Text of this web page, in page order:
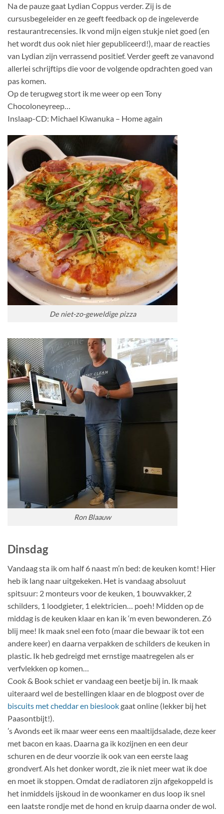
Na de pauze gaat Lydian Coppus verder. Zij is de
cursusbegeleider en ze geeft feedback op de ingeleverde
restaurantrecensies. Ik vond mijn eigen stukje niet goed (en
het wordt dus ook niet hier gepubliceerd!), maar de reacties
van Lydian zijn verrassend positief. Verder geeft ze vanavond
allerlei schrijftips die voor de volgende opdrachten goed van
pas komen.
Op de terugweg stort ik me weer op een Tony
Chocoloneyreep…
Inslaap-CD: Michael Kiwanuka – Home again
De niet-zo-geweldige pizza
Ron Blaauw
Dinsdag
Vandaag sta ik om half 6 naast m’n bed: de keuken komt! Hier
heb ik lang naar uitgekeken. Het is vandaag absoluut
spitsuur: 2 monteurs voor de keuken, 1 bouwvakker, 2
schilders, 1 loodgieter, 1 elektricien… poeh! Midden op de
middag is de keuken klaar en kan ik ‘m even bewonderen. Zó
blij mee! Ik maak snel een foto (maar die bewaar ik tot een
andere keer) en daarna verpakken de schilders de keuken in
plastic. Ik heb gedreigd met ernstige maatregelen als er
verfvlekken op komen…
Cook & Book schiet er vandaag een beetje bij in. Ik maak
uiteraard wel de bestellingen klaar en de blogpost over de
biscuits met cheddar en bieslookgaat online (lekker bij het
Paasontbijt!).
’s Avonds eet ik maar weer eens een maaltijdsalade, deze keer
met bacon en kaas. Daarna ga ik kozijnen en een deur
schuren en de deur voorzie ik ook van een eerste laag
grondverf. Als het donker wordt, zie ik niet meer wat ik doe
en moet ik stoppen. Omdat de radiatoren zijn afgekoppeld is
het inmiddels ijskoud in de woonkamer en dus loop ik snel
een laatste rondje met de hond en kruip daarna onder de wol.